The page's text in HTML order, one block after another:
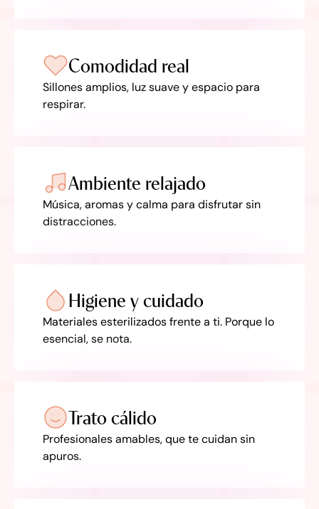
Comodidad real
Sillones amplios, luz suave y espacio para
respirar.
Ambiente relajado
Música, aromas y calma para disfrutar sin
distracciones.
Higiene y cuidado
Materiales esterilizados frente a ti. Porque lo
esencial, se nota.
Trato cálido
Profesionales amables, que te cuidan sin
apuros.